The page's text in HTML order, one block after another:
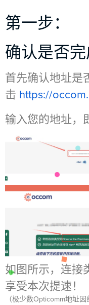
第一步：
确认是否
首先确认地址是
击 https://
输入您的地址，
如图所示，连接
享受本次提速！
（极少数Opticomm地址